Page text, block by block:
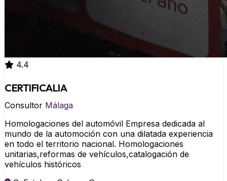
4.4
CERTIFICALIA
Consultor Málaga
Homologaciones del automóvil Empresa dedicada al
mundo de la automoción con una dilatada experiencia
en todo el territorio nacional. Homologaciones
unitarias,reformas de vehículos,catalogación de
vehículos históricos